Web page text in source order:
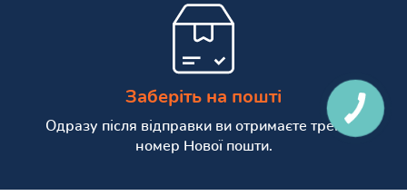
Заберіть на пошті
Одразу після відправки ви отримаєте трекінг
номер Нової пошти.
КНОПКА
СВЯЗИ